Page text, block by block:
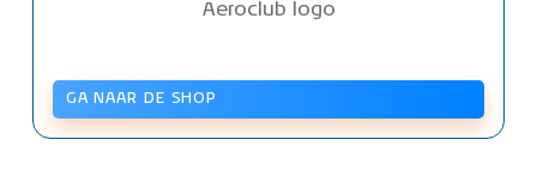
Aeroclub logo
GA NAAR DE SHOP